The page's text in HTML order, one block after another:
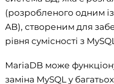
(розробленого одним
AB), створеним для
рівня сумісності з
MariaDB може
заміна MySQL у